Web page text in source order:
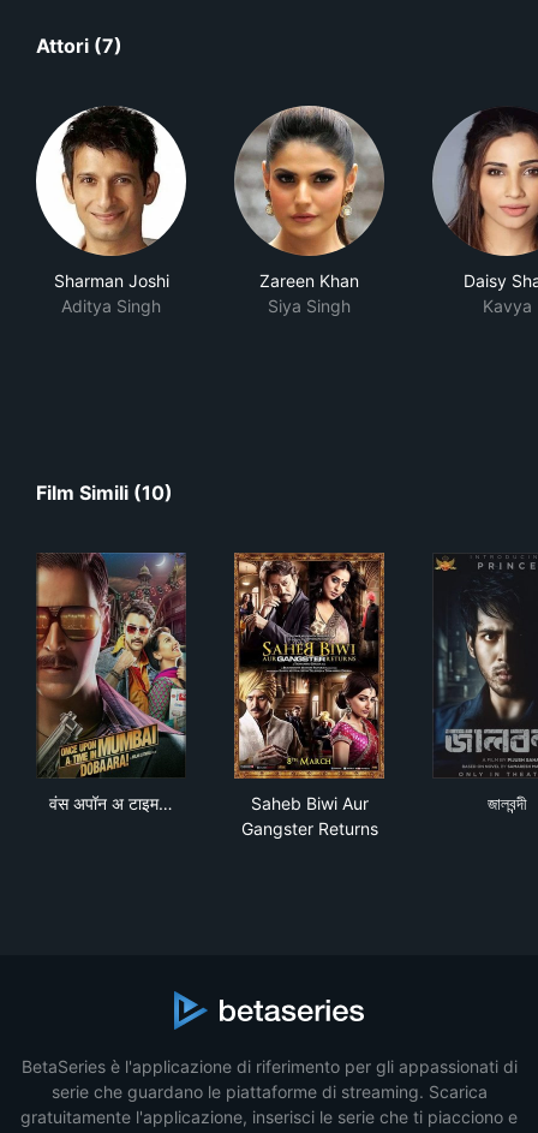
Attori (7)
Sharman Joshi
Aditya Singh
Zareen Khan
Siya Singh
Daisy
Kavya
Film Simili (10)
वंस अपॉन अ टाइम…
Saheb Biwi Aur
Gangster Returns
জালবন্দী
BetaSeries è l'applicazione di riferimento per gli appassionati di
serie che guardano le piattaforme di streaming. Scarica
gratuitamente l'applicazione, inserisci le serie che ti piacciono e